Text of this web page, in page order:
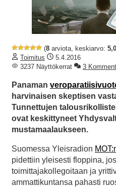
(8 arviota, keskiarvo:
Toimitus
5.4.2016
3237 Näyttökerrat
3
Panaman
harvinaisen skeptisen
Tunnettujen
ovat keskittyneet
mustamaalaukseen.
Suomessa Yleisradion
pidettiin yleisesti floppina,
toimittajakollegoitaan ja
ammattikuntansa pahasti